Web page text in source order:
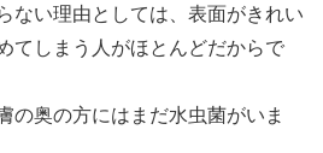
ない理由としては、表面がきれい
てしまう人がほとんどだからで
の奥の方にはまだ水虫菌がいま